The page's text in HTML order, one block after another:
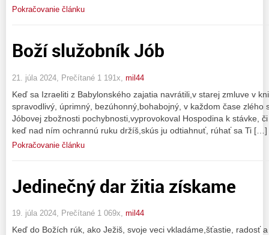
Pokračovanie článku
Boží služobník Jób
21. júla 2024, Prečítané 1 191x, mil44
Keď sa Izraeliti z Babylonského zajatia navrátili,v starej zmluve v
spravodlivý, úprimný, bezúhonný,bohabojný, v každom čase zlého
Jóbovej zbožnosti pochybnosti,vyprovokoval Hospodina k stávke,
keď nad ním ochrannú ruku držíš,skús ju odtiahnuť, rúhať sa Ti […]
Pokračovanie článku
Jedinečný dar žitia získame
19. júla 2024, Prečítané 1 069x, mil44
Keď do Božích rúk, ako Ježiš, svoje veci vkladáme,šťastie, radosť